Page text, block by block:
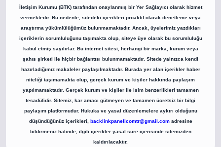
İletişim Kurumu (BTK) tarafından onaylanmış bir Yer Sağlayıcı olarak hizmet
vermektedir. Bu nedenle, sitedeki içerikleri proaktif olarak denetleme veya
araştırma yükümlülüğümüz bulunmamaktadır. Ancak, üyelerimiz yazdıkları
içeriklerin sorumluluğunu taşımakta olup, siteye üye olarak bu sorumluluğu
kabul etmiş sayılırlar. Bu internet sitesi, herhangi bir marka, kurum veya
şahıs şirketi ile hiçbir bağlantısı bulunmamaktadır. Sitede yalnızca kendi
hazırladığımız makaleler paylaşılmaktadır. Burada yer alan içerikler haber
niteliği taşımamakta olup, gerçek kurum ve kişiler hakkında paylaşım
yapılmamaktadır. Gerçek kurum ve kişiler ile isim benzerlikleri tamamen
tesadüfidir. Sitemiz, kar amacı gütmeyen ve tamamen ücretsiz bir bilgi
paylaşım platformudur. Hukuka ve yasal düzenlemelere aykırı olduğunu
düşündüğünüz içerikleri, backlinkpanelicomtr@gmail.comadresine
bildirmeniz halinde, ilgili içerikler yasal süre içerisinde sitemizden
kaldırılacaktır.